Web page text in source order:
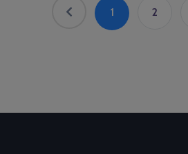
1 2